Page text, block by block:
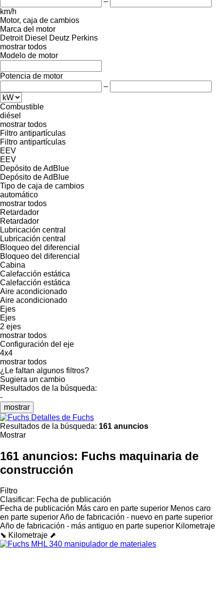
km/h
Motor, caja de cambios
Marca del motor
Detroit Diesel Deutz Perkins
mostrar todos
Modelo de motor
Potencia de motor
–
Combustible
diésel
mostrar todos
Filtro antipartículas
Filtro antipartículas
EEV
EEV
Depósito de AdBlue
Depósito de AdBlue
Tipo de caja de cambios
automático
mostrar todos
Retardador
Retardador
Lubricación central
Lubricación central
Bloqueo del diferencial
Bloqueo del diferencial
Cabina
Calefacción estática
Calefacción estática
Aire acondicionado
Aire acondicionado
Ejes
Ejes
2 ejes
mostrar todos
Configuración del eje
4x4
mostrar todos
¿Le faltan algunos filtros?
Sugiera un cambio
Resultados de la búsqueda:
-
mostrar
Detalles de Fuchs
Resultados de la búsqueda: 161 anuncios
Mostrar
161 anuncios: Fuchs maquinaria de
construcción
Filtro
Clasificar: Fecha de publicación
Fecha de publicación Más caro en parte superior Menos caro
en parte superiorAño de fabricación - nuevo en parte superior
Año de fabricación - más antiguo en parte superior Kilometraje
⬊ Kilometraje ⬈